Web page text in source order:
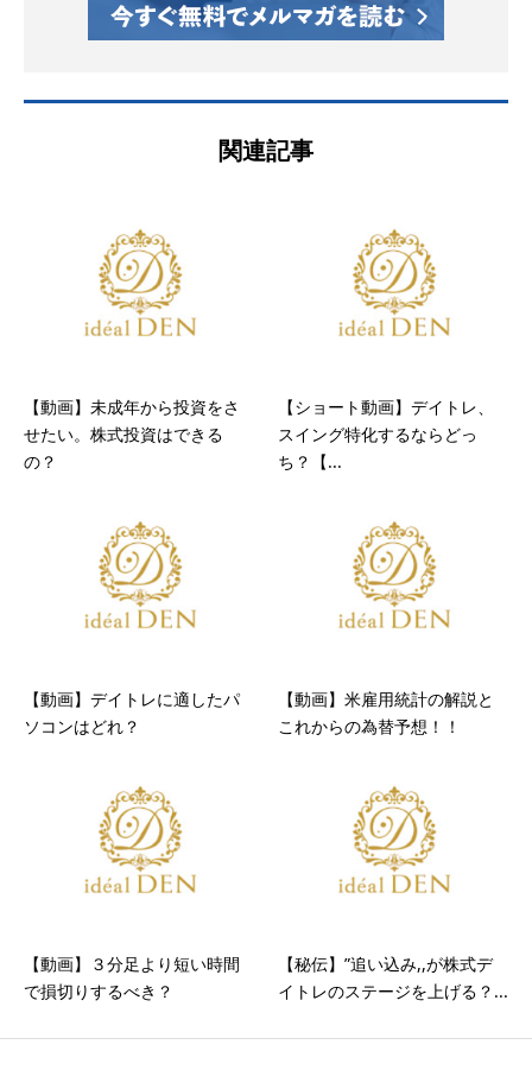
関連記事
【動画】未成年から投資をさ
せたい。株式投資はできる
の？
【ショート動画】デイトレ、
スイング特化するならどっ
ち？【...
【動画】デイトレに適したパ
ソコンはどれ？
【動画】米雇用統計の解説と
これからの為替予想！！
【動画】３分足より短い時間
で損切りするべき？
【秘伝】”追い込み,,が株式デ
イトレのステージを上げる？...